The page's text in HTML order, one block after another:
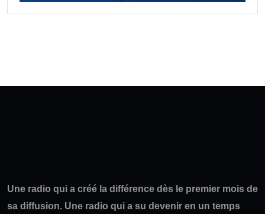
Une radio qui a créé la différence dès le premier mois de
sa diffusion. Une radio qui a su devenir en un temps